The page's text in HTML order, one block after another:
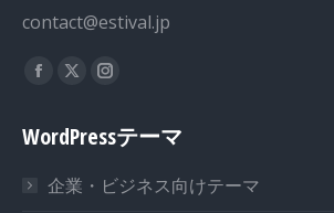
contact@estival.jp
私達を見つけてください：
Facebook
opens
new
X
opens
new
Instagram
opens
new
WordPressテーマ
企業・ビジネス向けテーマ